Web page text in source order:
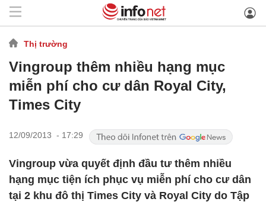
Thị trường
Vingroup thêm nhiều hạng mục
miễn phí cho cư dân Royal City,
Times City
12/09/2013 - 17:29
Vingroup vừa quyết định đầu tư thêm nhiều
hạng mục tiện ích phục vụ miễn phí cho cư dân
tại 2 khu đô thị Times City và Royal City do Tập